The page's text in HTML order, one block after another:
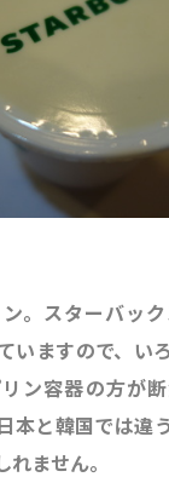
。スターバック
いますので、い
ン容器の方が
本と韓国では違
ません。